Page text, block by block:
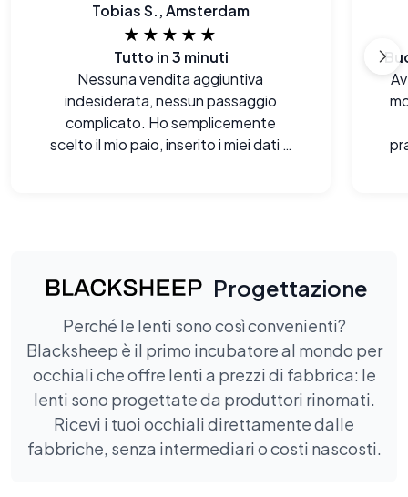
Tobias S., Amsterdam
★★★★★
Tutto in 3 minuti
Nessuna vendita aggiuntiva
indesiderata, nessun passaggio
complicato. Ho semplicemente
scelto il mio paio, inserito i miei dati e
Progettazione
Perché le lenti sono così convenienti?
Blacksheep è il primo incubatore al mondo per
occhiali che offre lenti a prezzi di fabbrica: le
lenti sono progettate da produttori rinomati.
Ricevi i tuoi occhiali direttamente dalle
fabbriche, senza intermediari o costi nascosti.